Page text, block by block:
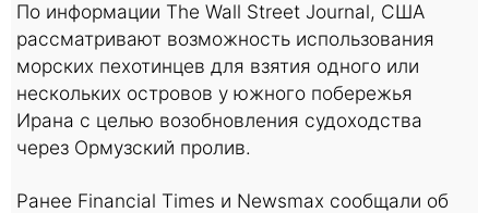
По информации The Wall Street Journal, США
рассматривают возможность использования
морских пехотинцев для взятия одного или
нескольких островов у южного побережья
Ирана с целью возобновления судоходства
через Ормузский пролив.
Ранее Financial Times и Newsmax сообщали об